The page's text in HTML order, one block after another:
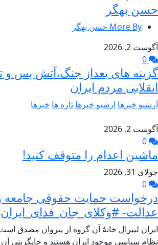
حسن بهگر
More By حسن بهگر
آگوست 2, 2026
گزینه های بعداز جنگ،آتش بس
انقلابی مردم ایران
آرشیو خبرها ارشیو خبرها تازه ها خبرها
آگوست 2, 2026
ماشین اعدام را متوقف کنید!
جولای 31, 2026
درخواست حمایت حقوقی جامعه
عدالت- #وکلای_جان_فدای_ایران
ایران لیبرال خانهٌ آن گروه از پیروان مصدق
نظام سیاسی موجود ایران هستند و جایگزینی